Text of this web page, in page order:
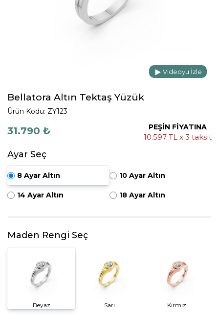
Videoyu İzle
Bellatora Altın Tektaş Yüzük
Ürün Kodu: ZY123
31.790 ₺ PEŞİN FİYATINA
10.597 TL x 3 taksit
Ayar Seç
8 Ayar Altın 10 Ayar Altın
14 Ayar Altın 18 Ayar Altın
Maden Rengi Seç
Beyaz Sarı Kırmızı